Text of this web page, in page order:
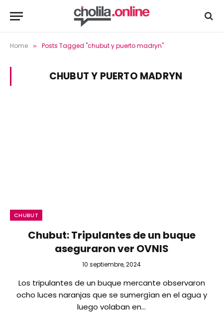
Home » Posts Tagged "chubut y puerto madryn"
CHUBUT Y PUERTO MADRYN
CHUBUT
Chubut: Tripulantes de un buque
aseguraron ver OVNIS
10 septiembre, 2024
Los tripulantes de un buque mercante observaron
ocho luces naranjas que se sumergían en el agua y
luego volaban en…